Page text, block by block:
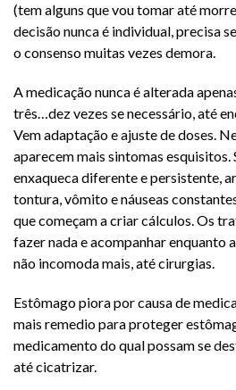
(tem alguns que vou tomar até
decisão nunca é individual, precisa
o consenso muitas vezes demora.
A medicação nunca é alterada
três…dez vezes se necessário, até
Vem adaptação e ajuste de doses.
aparecem mais sintomas esquisitos.
enxaqueca diferente e persistente,
tontura, vômito e náuseas
que começam a criar cálculos. Os
fazer nada e acompanhar enquanto
não incomoda mais, até cirurgias.
Estômago piora por causa de
mais remedio para proteger
medicamento do qual possam se
até cicatrizar.